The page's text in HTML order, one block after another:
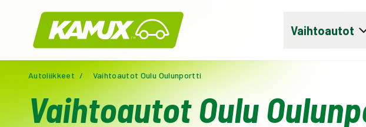
Kamux
Vaihtoautot
Autoliikkeet / Vaihtoautot Oulu Oulunportti
Vaihtoautot Oulu